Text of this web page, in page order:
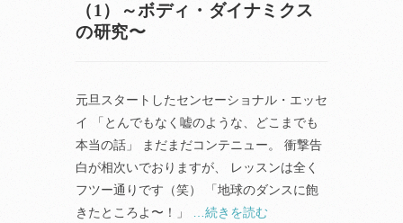
（1）～ボディ・ダイナミクス
の研究〜
元旦スタートしたセンセーショナル・エッセ
イ 「とんでもなく嘘のような、どこまでも
本当の話」 まだまだコンテニュー。 衝撃告
白が相次いでおりますが、 レッスンは全く
フツー通りです（笑） 「地球のダンスに飽
きたところよ〜！」
…続きを読む